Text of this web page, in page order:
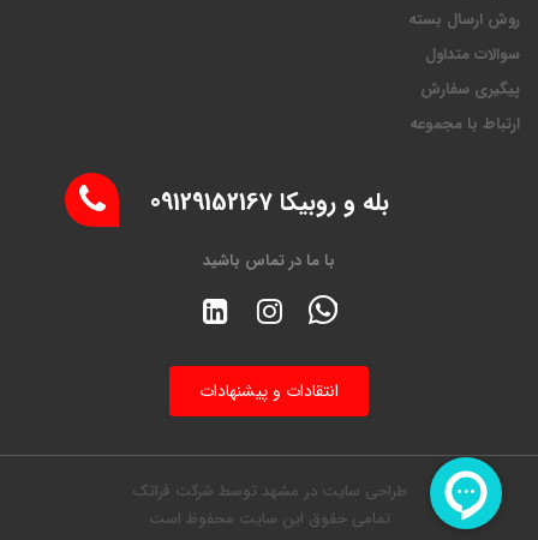
روش ارسال بسته
سوالات متداول
پیگیری سفارش
ارتباط با مجموعه
بله و روبیکا 09129152167
با ما در تماس باشید
انتقادات و پیشنهادات
طراحی سایت در مشهد توسط شرکت فراتک
تمامی حقوق این سایت محفوظ است